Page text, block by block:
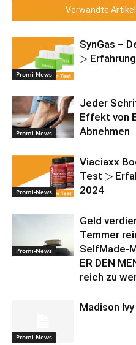
Verwandte Artikel
Promi-News
SynGas –
▷
Promi-News
Jeder
Effekt von
Abnehmen
Promi-News
Viaciaxx
Test ▷
2024
Promi-News
Geld
Temmer
SelfMade-
ER DEN
reich zu
Promi-News
Madison